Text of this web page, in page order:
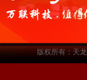
版权所有：天